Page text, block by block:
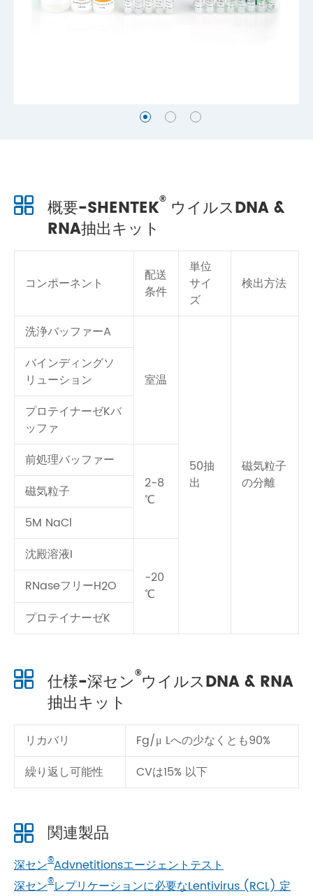
概要-SHENTEK®ウイルスDNA &
RNA抽出キット
コンポーネント
配送
条件
単位
サイ
ズ
検出方法
洗浄バッファーA
室温
50抽
出
磁気粒子
の分離
バインディングソ
リューション
プロテイナーゼKバ
ッファ
前処理バッファー
2-8
℃
磁気粒子
5M NaCl
沈殿溶液I
-20
℃
RNaseフリーH2O
プロテイナーゼK
仕様-深セン®ウイルスDNA & RNA
抽出キット
リカバリ
Fg/μ Lへの少なくとも90%
繰り返し可能性
CVは15% 以下
関連製品
深セン®Advnetitionsエージェントテスト
深セン®レプリケーションに必要なLentivirus (RCL) 定